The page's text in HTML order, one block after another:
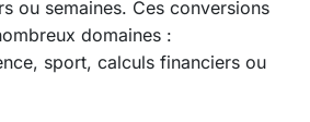
ou semaines. Ces conversions
domaines :
sport, calculs financiers ou